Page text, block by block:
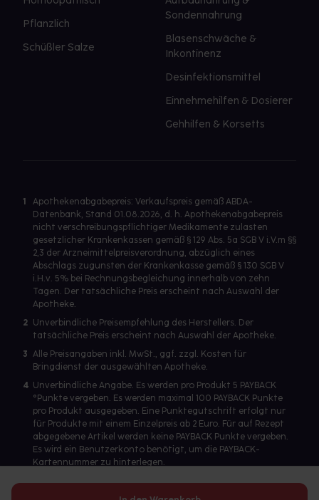
Pflanzlich
Schüßler Salze
Sondennahrung
Blasenschwäche &
Inkontinenz
Desinfektionsmittel
Einnehmehilfen & Dosierer
Gehhilfen & Korsetts
1
Apothekenabgabepreis: Verkaufspreis gemäß ABDA-
Datenbank, Stand 01.08.2026, d. h. Apothekenabgabepreis
nicht verschreibungspflichtiger Medikamente zulasten
gesetzlicher Krankenkassen gemäß § 129 Abs. 5a SGB V i.V.m §§
2,3 der Arzneimittelpreisverordnung, abzüglich eines
Abschlags zugunsten der Krankenkasse gemäß § 130 SGB V
i.H.v. 5% bei Rechnungsbegleichung innerhalb von zehn
Tagen. Der tatsächliche Preis erscheint nach Auswahl der
Apotheke.
2 Unverbindliche Preisempfehlung des Herstellers. Der
tatsächliche Preis erscheint nach Auswahl der Apotheke.
3 Alle Preisangaben inkl. MwSt., ggf. zzgl. Kosten für
Bringdienst der ausgewählten Apotheke.
4 Unverbindliche Angabe. Es werden pro Produkt 5 PAYBACK
°Punkte vergeben. Es werden maximal 100 PAYBACK Punkte
pro Produkt ausgegeben. Eine Punktegutschrift erfolgt nur
für Produkte mit einem Einzelpreis ab 2 Euro. Für auf Rezept
abgegebene Artikel werden keine PAYBACK Punkte vergeben.
Es wird ein Benutzerkonto benötigt, um die PAYBACK-
Kartennummer zu hinterlegen.